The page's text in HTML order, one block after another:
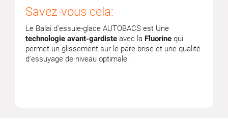
Savez-vous cela:
Le Balai d'essuie-glace AUTOBACS est Une
technologie avant-gardiste avec la Fluorine qui
permet un glissement sur le pare-brise et une qualité
d'essuyage de niveau optimale.